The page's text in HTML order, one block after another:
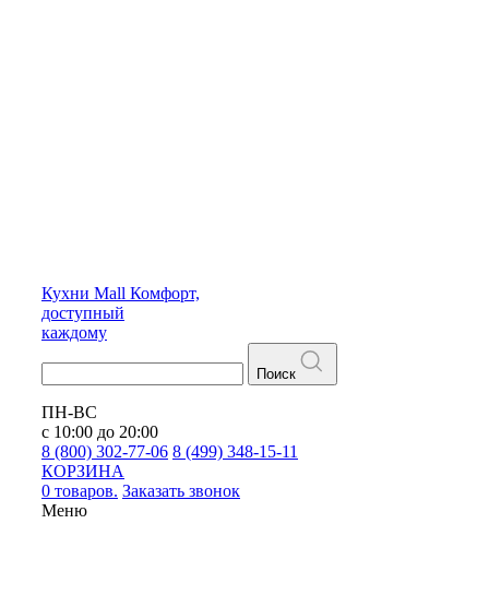
Кухни Mall Комфорт,
доступный
каждому
Поиск
ПН-ВС
с 10:00 до 20:00
8 (800) 302-77-06 8 (499) 348-15-11
КОРЗИНА
0 товаров. Заказать звонок
Меню